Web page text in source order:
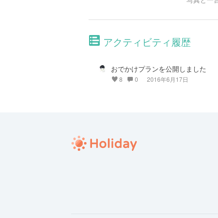
アクティビティ履歴
おでかけプランを公開しました
8 0 2016年6月17日